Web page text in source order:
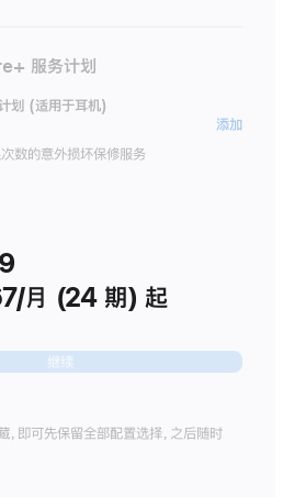
服务计划
(适用于耳机)
数的意外损坏保修服务
添加
月 (24 期) 起
继续
，即可先保留全部配置选择，之后随时